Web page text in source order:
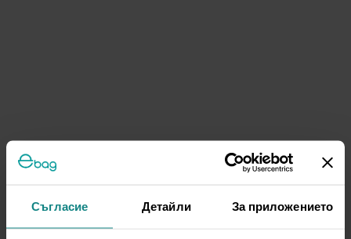
Съгласие Детайли За приложението